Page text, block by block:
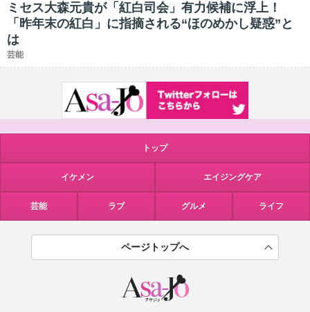
ミセス大森元貴が「紅白司会」有力候補に浮上！
「昨年末の紅白」に指摘される“ほのめかし疑惑”と
は
芸能
トップ
イケメン エイジングケア
芸能 ラブ グルメ ライフ
ページトップへ